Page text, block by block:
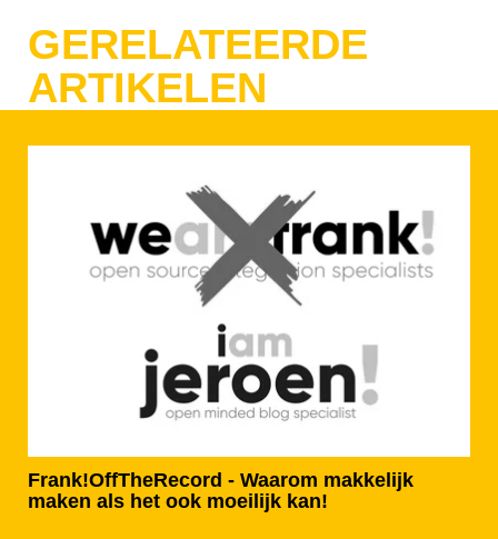
GERELATEERDE
ARTIKELEN
Frank!OffTheRecord - Waarom makkelijk
maken als het ook moeilijk kan!